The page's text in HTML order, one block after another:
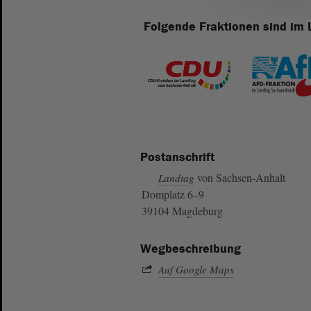
Folgende Fraktionen sind im
Postanschrift
Landtag von Sachsen-Anhalt
Domplatz 6–9
39104 Magdeburg
Wegbeschreibung
Auf Google Maps